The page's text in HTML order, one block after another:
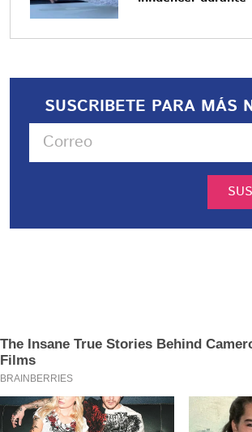
SUSCRIBETE PARA MÁS